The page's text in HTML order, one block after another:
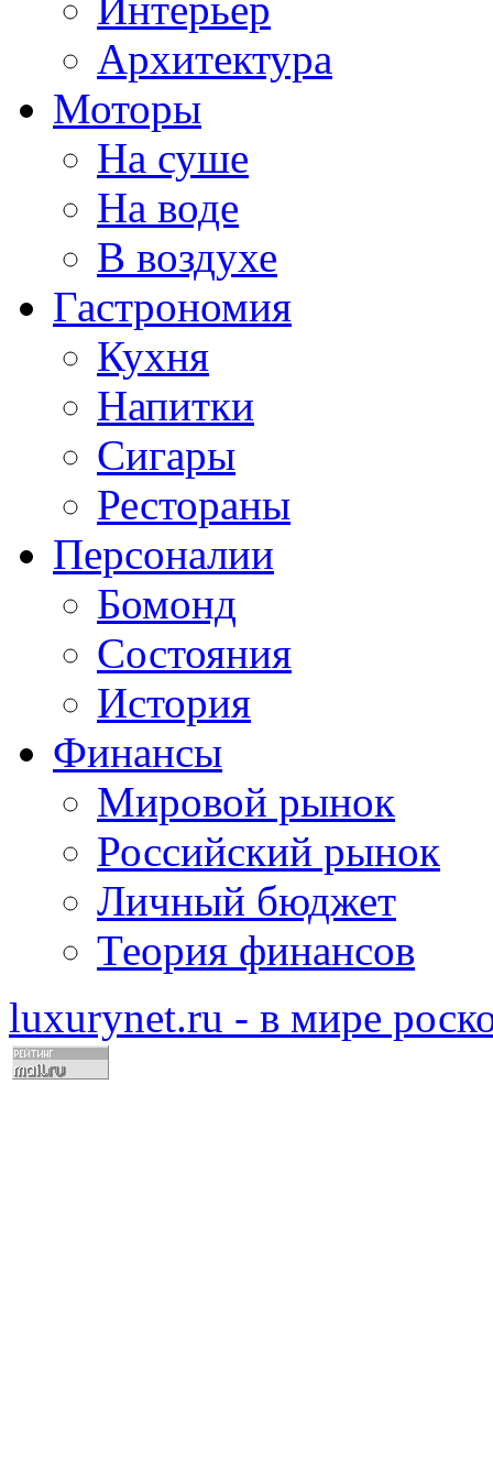
Архитектура
Моторы
На суше
На воде
В воздухе
Гастрономия
Кухня
Напитки
Сигары
Рестораны
Персоналии
Бомонд
Состояния
История
Финансы
Мировой рынок
Российский рынок
Личный бюджет
Теория финансов
luxurynet.ru - в мире